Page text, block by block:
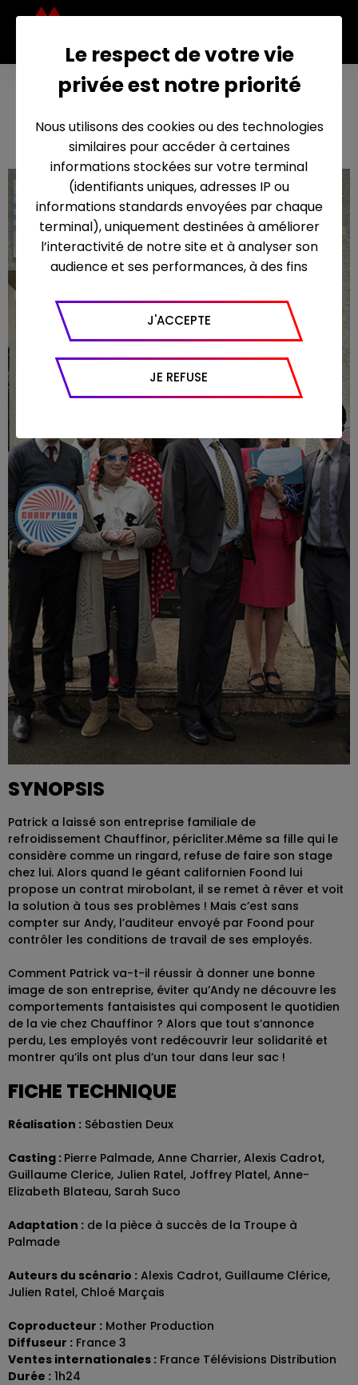
L’entrepr
ise
SYNOPSIS
Patrick a laissé son entreprise familiale de
refroidissement Chauffinor, péricliter.Même sa fille qui le
considère comme un ringard, refuse de faire son stage
chez lui. Alors quand le géant californien Foond lui
propose un contrat mirobolant, il se remet à rêver et voit
la solution à tous ses problèmes ! Mais c’est sans
compter sur Andy, l’auditeur envoyé par Foond pour
contrôler les conditions de travail de ses employés.
Comment Patrick va-t-il réussir à donner une bonne
image de son entreprise, éviter qu’Andy ne découvre les
comportements fantaisistes qui composent le quotidien
de la vie chez Chauffinor ? Alors que tout s’annonce
perdu, Les employés vont redécouvrir leur solidarité et
montrer qu’ils ont plus d’un tour dans leur sac !
FICHE TECHNIQUE
Réalisation : Sébastien Deux
Casting : Pierre Palmade, Anne Charrier, Alexis Cadrot,
Guillaume Clerice, Julien Ratel, Joffrey Platel, Anne-
Elizabeth Blateau, Sarah Suco
Adaptation : de la pièce à succès de la Troupe à
Palmade
Auteurs du scénario : Alexis Cadrot, Guillaume Clérice,
Julien Ratel, Chloé Marçais
Coproducteur : Mother Production
Diffuseur : France 3
Ventes internationales : France Télévisions Distribution
Durée : 1h24
Le respect de votre vie
privée est notre priorité
Nous utilisons des cookies ou des technologies
similaires pour accéder à certaines
informations stockées sur votre terminal
(identifiants uniques, adresses IP ou
informations standards envoyées par chaque
terminal), uniquement destinées à améliorer
l’interactivité de notre site et à analyser son
audience et ses performances, à des fins
Google Analytics pour générer des rapports
sur le trafic (nombre de visites, temps passé
sur le site, nombre de pages vues en moyenne,
appareil et navigateur utilisé, emplacement
géographique), l’origine du trafic et la
J'ACCEPTE
JE REFUSE